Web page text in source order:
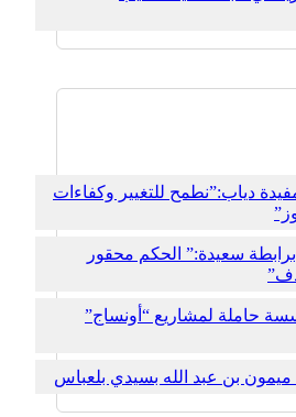
دياب:”نطمح للتغيير وكفاءات
سعيدة:” الحكم محقور
حاملة لمشاريع “أونساج”
بن عبد الله بسيدي بلعباس